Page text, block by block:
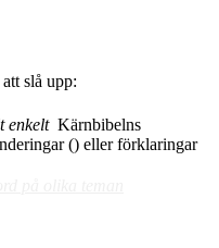
slå upp:
enkelt Kärnbibelns
() eller förklaringar